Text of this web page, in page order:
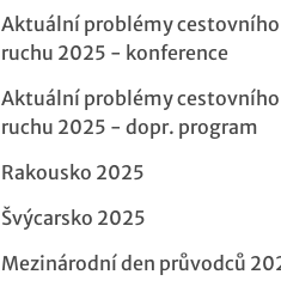
Aktuální problémy cestovního
ruchu 2025 - konference
Aktuální problémy cestovního
ruchu 2025 - dopr. program
Rakousko 2025
Švýcarsko 2025
Mezinárodní den průvodců